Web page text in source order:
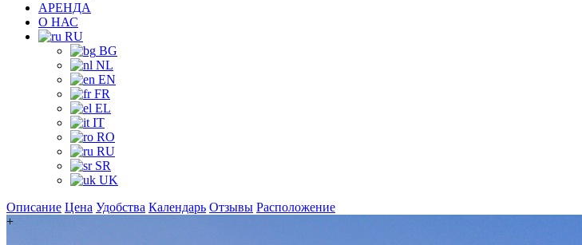
АРЕНДА
О НАС
RU
BG
NL
EN
FR
EL
IT
RO
RU
SR
UK
Описание Цена Удобства Календарь Отзывы Расположение
+